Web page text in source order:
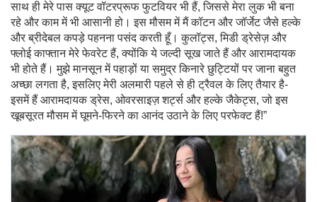
साथ ही मेरे पास क्यूट वॉटरप्रूफ फुटवियर भी हैं, जिससे मेरा लुक भी बना
रहे और काम में भी आसानी हो। इस मौसम में मैं कॉटन और जॉर्जेट जैसे हल्के
और ब्रीदेबल कपड़े पहनना पसंद करती हूँ। कुलॉट्स, मिडी ड्रेसेज़ और
फ्लोई काफ्तान मेरे फेवरेट हैं, क्योंकि ये जल्दी सूख जाते हैं और आरामदायक
भी होते हैं। मुझे मानसून में पहाड़ों या समुद्र किनारे छुट्टियों पर जाना बहुत
अच्छा लगता है, इसलिए मेरी अलमारी पहले से ही ट्रैवल के लिए तैयार है-
इसमें हैं आरामदायक ड्रेस, ओवरसाइज़ शर्ट्स और हल्के जैकेट्स, जो इस
खूबसूरत मौसम में घूमने-फिरने का आनंद उठाने के लिए परफेक्ट हैं!”